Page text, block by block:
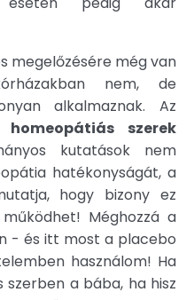
megelőzésére még van
nem, de
alkalmaznak. Az
homeopátiás szerek
kutatások nem
hatékonyságát, a
hogy bizony ez
Méghozzá a
- és itt most a placebo
használom! Ha
a bába, ha hisz